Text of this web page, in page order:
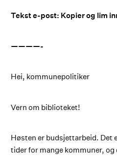
Tekst e-post: Kopier og lim
————-
Hei, kommunepolitiker
Vern om biblioteket!
Høsten er budsjettarbeid. Det
tider for mange kommuner,